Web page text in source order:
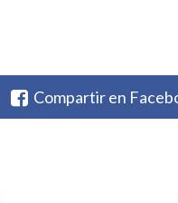
Compartir en